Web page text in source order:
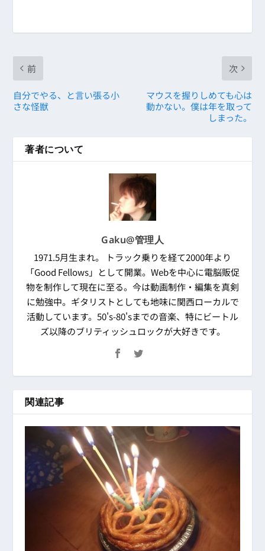
前
自分でやる、と言い張る小
さな怪獣
次
マウスを握りしめても心は
動かない。僕は年を取って
しまった。
著者について
Gaku@管理人
1971.5月生まれ。 トラック乗りを経て2000年より
「Good Fellows」として開業。Webを中心に電脳販促
物を制作して現在に至る。今は動画制作・編集を真剣
に勉強中。ギタリストとしても地味に関西ローカルで
活動しています。50's-80'sまでの音楽、特にビートル
ズ以降のブリティッシュロックが大好きです。
関連記事